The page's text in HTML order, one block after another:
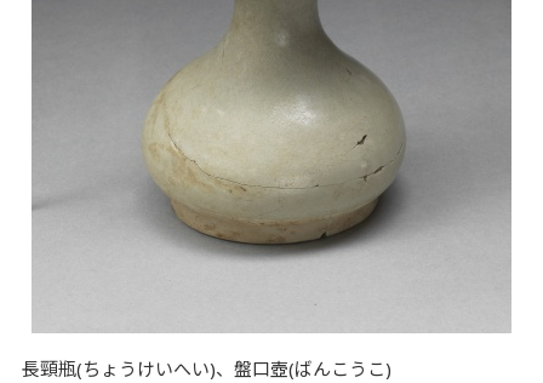
長頸瓶(ちょうけいへい)、盤口壺(ばんこうこ)